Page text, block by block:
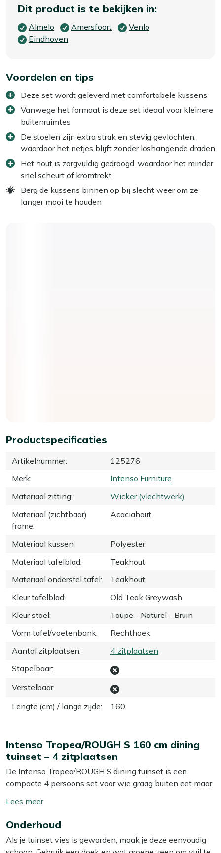
Productspecificaties
Artikelnummer:
125276
Merk:
Intenso Furniture
Materiaal zitting:
Wicker (vlechtwerk)
Materiaal (zichtbaar)
frame:
Acaciahout
Materiaal kussen:
Polyester
Materiaal tafelblad:
Teakhout
Materiaal onderstel tafel:
Teakhout
Kleur tafelblad:
Old Teak Greywash
Kleur stoel:
Taupe - Naturel - Bruin
Vorm tafel/voetenbank:
Rechthoek
Aantal zitplaatsen:
4 zitplaatsen
Stapelbaar:
Verstelbaar:
Lengte (cm) / lange zijde: 160
Dit product is te bekijken in:
Almelo Amersfoort
Venlo
Eindhoven
Voordelen en tips
Deze set wordt geleverd met comfortabele kussens
Vanwege het formaat is deze set ideaal voor kleinere
buitenruimtes
De stoelen zijn extra strak en stevig gevlochten,
waardoor het netjes blijft zonder loshangende draden
Het hout is zorgvuldig gedroogd, waardoor het minder
snel scheurt of kromtrekt
Berg de kussens binnen op bij slecht weer om ze
langer mooi te houden
Intenso Tropea/ROUGH S 160 cm dining
tuinset – 4 zitplaatsen
De Intenso Tropea/ROUGH S dining tuinset is een
compacte 4 persoons set voor wie graag buiten eet maar
teakhout met gevlochten wicker stoelen geeft je een
erbij. Door de lengte van 160 cm kun je met vier personen
prima tafelen zonder dat de set je hele balkon of terras
Toon/verberg
meer
Onderhoud
Als je tuinset vies is geworden, maak je deze eenvoudig